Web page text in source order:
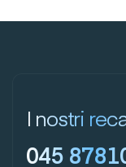
I nostri
045